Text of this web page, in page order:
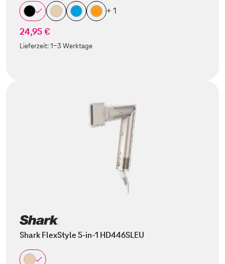
+ 1
24,95 €
Lieferzeit:1-3 Werktage
Shark FlexStyle 5-in-1 HD446SLEU